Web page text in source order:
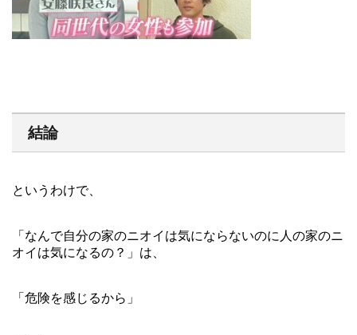
結論
というわけで、
「なんで自分の家のニオイは気にならないのに人の家のニ
オイは気になるの？」は、
「危険を感じるから」